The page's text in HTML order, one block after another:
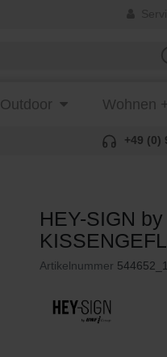
Outdoor Wohnen
+49 (0)
HEY-SIGN
Artikelnummer